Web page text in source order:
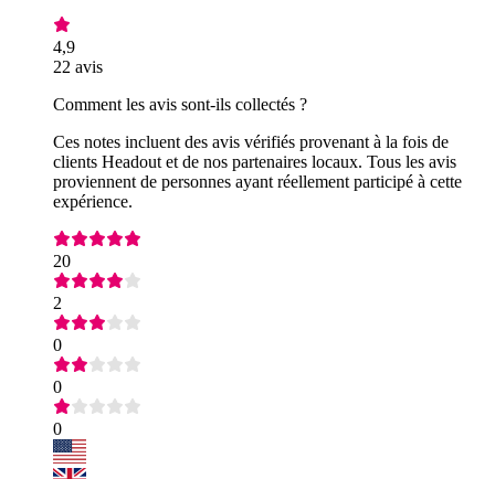
4,9
22 avis
Comment les avis sont-ils collectés ?
Ces notes incluent des avis vérifiés provenant à la fois de
clients Headout et de nos partenaires locaux. Tous les avis
proviennent de personnes ayant réellement participé à cette
expérience.
20
2
0
0
0